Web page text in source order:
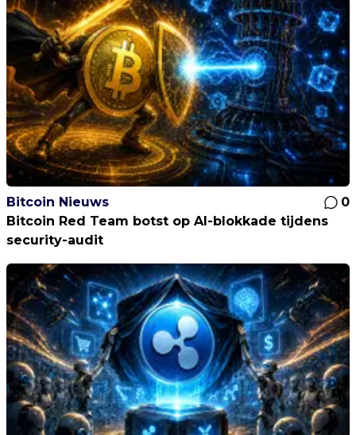
Bitcoin Nieuws
0
Bitcoin Red Team botst op AI-blokkade tijdens
security-audit